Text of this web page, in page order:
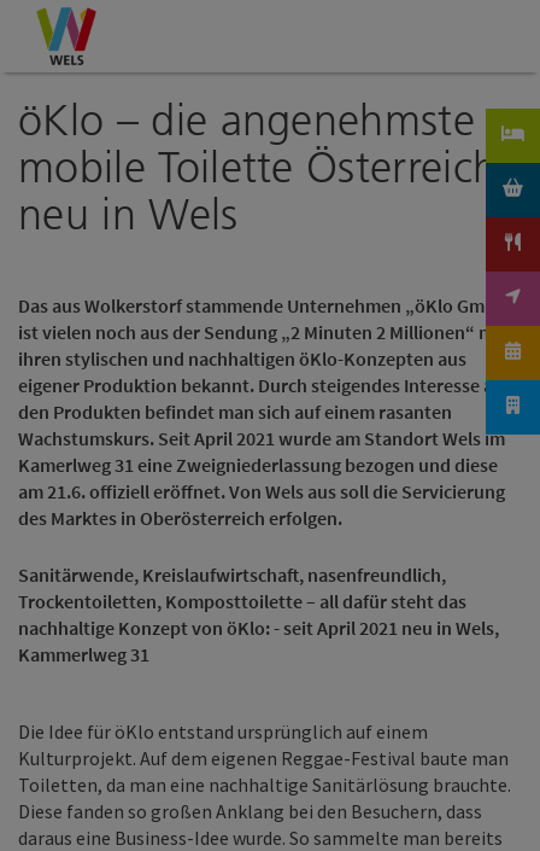
Zum Inhalt
Zur Navigation
Zum Seitenanfang
öKlo – die angenehmste
mobile Toilette Österreichs
neu in Wels
Das aus Wolkerstorf stammende Unternehmen „öKlo GmbH“
ist vielen noch aus der Sendung „2 Minuten 2 Millionen“ mit
ihren stylischen und nachhaltigen öKlo-Konzepten aus
eigener Produktion bekannt. Durch steigendes Interesse an
den Produkten befindet man sich auf einem rasanten
Wachstumskurs. Seit April 2021 wurde am Standort Wels im
Kamerlweg 31 eine Zweigniederlassung bezogen und diese
am 21.6. offiziell eröffnet. Von Wels aus soll die Servicierung
des Marktes in Oberösterreich erfolgen.
Sanitärwende, Kreislaufwirtschaft, nasenfreundlich,
Trockentoiletten, Komposttoilette – all dafür steht das
nachhaltige Konzept von öKlo: - seit April 2021 neu in Wels,
Kammerlweg 31
Die Idee für öKlo entstand ursprünglich auf einem
Kulturprojekt. Auf dem eigenen Reggae-Festival baute man
Toiletten, da man eine nachhaltige Sanitärlösung brauchte.
Diese fanden so großen Anklang bei den Besuchern, dass
daraus eine Business-Idee wurde. So sammelte man bereits